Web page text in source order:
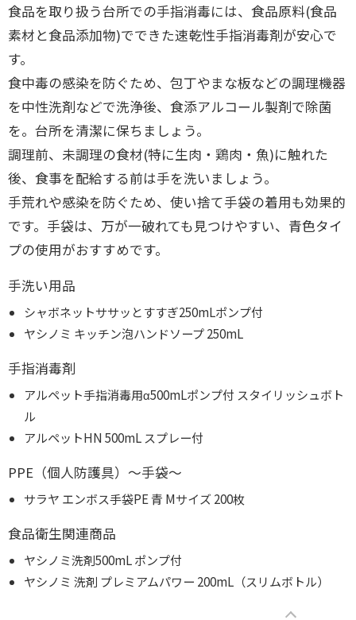
食品を取り扱う台所での手指消毒には、食品原料(食品
素材と食品添加物)でできた速乾性手指消毒剤が安心で
す。
食中毒の感染を防ぐため、包丁やまな板などの調理機器
を中性洗剤などで洗浄後、食添アルコール製剤で除菌
を。台所を清潔に保ちましょう。
調理前、未調理の食材(特に生肉・鶏肉・魚)に触れた
後、食事を配給する前は手を洗いましょう。
手荒れや感染を防ぐため、使い捨て手袋の着用も効果的
です。手袋は、万が一破れても見つけやすい、青色タイ
プの使用がおすすめです。
手洗い用品
シャボネットササッとすすぎ250mLポンプ付
ヤシノミ キッチン泡ハンドソープ 250mL
手指消毒剤
アルペット手指消毒用α500mLポンプ付 スタイリッシュボト
ル
アルペットHN 500mL スプレー付
PPE（個人防護具）～手袋～
サラヤ エンボス手袋PE 青 Mサイズ 200枚
食品衛生関連商品
ヤシノミ洗剤500mL ポンプ付
ヤシノミ 洗剤 プレミアムパワー 200mL（スリムボトル）